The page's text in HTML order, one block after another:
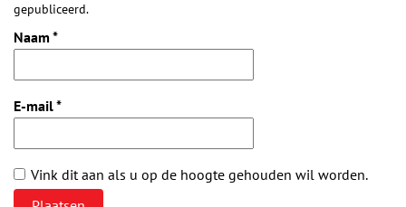
gepubliceerd.
Naam *
E-mail*
Vink dit aan als u op de hoogte gehouden wil worden.